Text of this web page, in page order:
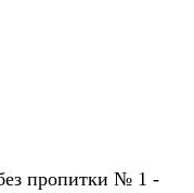
пропитки № 1 -